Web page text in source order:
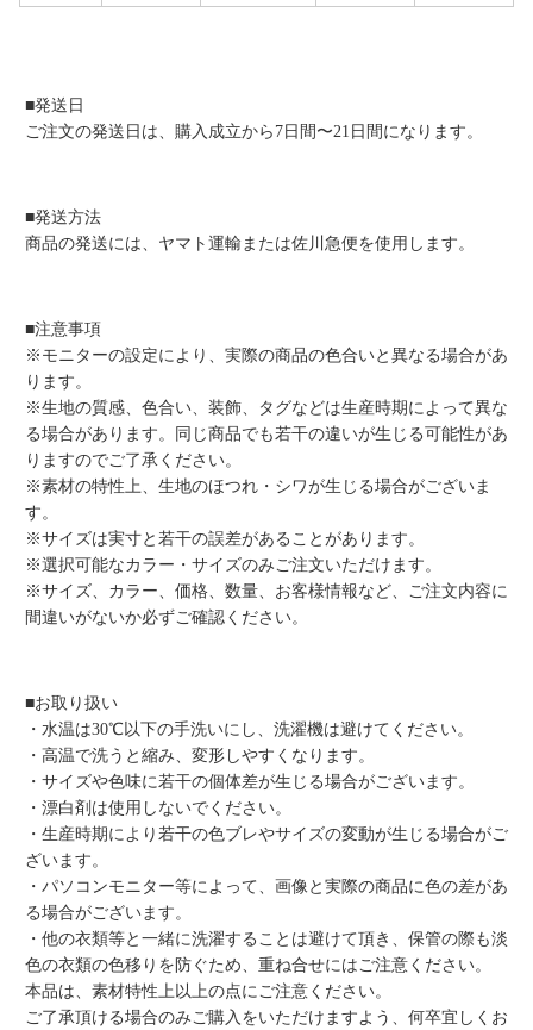
■発送日
ご注文の発送日は、購入成立から7日間〜21日間になります。
■発送方法
商品の発送には、ヤマト運輸または佐川急便を使用します。
■注意事項
※モニターの設定により、実際の商品の色合いと異なる場合があ
ります。
※生地の質感、色合い、装飾、タグなどは生産時期によって異な
る場合があります。同じ商品でも若干の違いが生じる可能性があ
りますのでご了承ください。
※素材の特性上、生地のほつれ・シワが生じる場合がございま
す。
※サイズは実寸と若干の誤差があることがあります。
※選択可能なカラー・サイズのみご注文いただけます。
※サイズ、カラー、価格、数量、お客様情報など、ご注文内容に
間違いがないか必ずご確認ください。
■お取り扱い
・水温は30℃以下の手洗いにし、洗濯機は避けてください。
・高温で洗うと縮み、変形しやすくなります。
・サイズや色味に若干の個体差が生じる場合がございます。
・漂白剤は使用しないでください。
・生産時期により若干の色ブレやサイズの変動が生じる場合がご
ざいます。
・パソコンモニター等によって、画像と実際の商品に色の差があ
る場合がございます。
・他の衣類等と一緒に洗濯することは避けて頂き、保管の際も淡
色の衣類の色移りを防ぐため、重ね合せにはご注意ください。
本品は、素材特性上以上の点にご注意ください。
ご了承頂ける場合のみご購入をいただけますよう、何卒宜しくお